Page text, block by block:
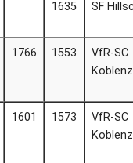
1635 SF
1766 1553
VfR-SC
Koblenz
1601 1573
VfR-SC
Koblenz